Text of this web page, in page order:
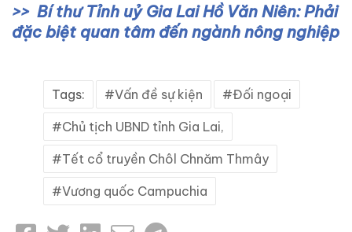
Bí thư Tỉnh uỷ Gia Lai Hồ Văn Niên: Phải
đặc biệt quan tâm đến ngành nông nghiệp
Tags: Vấn đề sự kiện Đối ngoại
Chủ tịch UBND tỉnh Gia Lai,
Tết cổ truyền Chôl Chnăm Thmây
Vương quốc Campuchia